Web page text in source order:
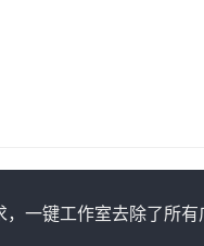
一键工作室去除了所